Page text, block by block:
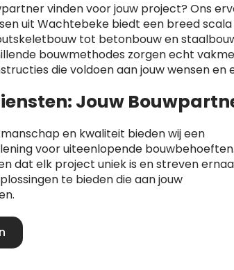
vinden voor jouw project? Ons
uit Wachtebeke biedt een breed
tot betonbouw en
bouwmethodes zorgen echt
die voldoen aan jouw wensen en
Jouw
en kwaliteit bieden wij een
voor uiteenlopende bouwbehoeften.
dat elk project uniek is en streven
te bieden die aan jouw